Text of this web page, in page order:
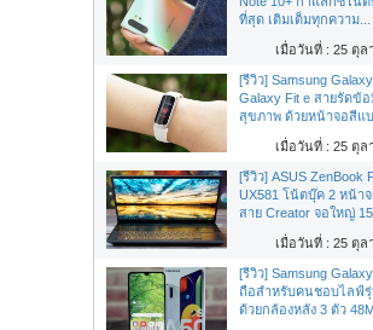
ที่สุด เติมเต็มทุกความ...
เมื่อวันที่ : 25 ตุล
[รีวิว] Samsung
Galaxy Fit e สายรัดข้อ
สุขภาพ ด้วยหน้าจอสีแบ
เมื่อวันที่ : 25 ตุล
[รีวิว] ASUS ZenBook
UX581 โน้ตบุ๊ค 2 หน้า
สาย Creator จอใหญ่
เมื่อวันที่ : 25 ตุล
[รีวิว] Samsung
ถือสำหรับคนชอบไลฟ์
ด้วยกล้องหลัง 3 ตัว